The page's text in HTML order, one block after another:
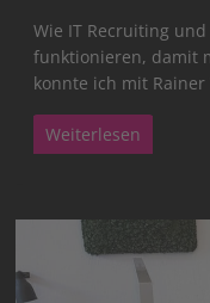
Wie IT Recruiting
funktionieren, damit
konnte ich mit Rainer
Weiterlesen